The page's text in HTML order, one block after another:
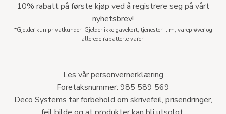
10% rabatt på første kjøp ved å registrere seg på vårt
nyhetsbrev!
*Gjelder kun privatkunder. Gjelder ikke gavekort, tjenester, lim, vareprøver og
allerede rabatterte varer.
Les vår personvernerklæring
Foretaksnummer: 985 589 569
Deco Systems tar forbehold om skrivefeil, prisendringer,